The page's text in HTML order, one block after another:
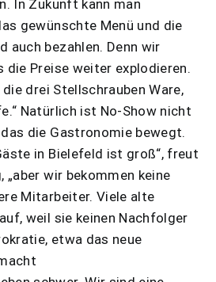
In Zukunft kann man
gewünschte Menü und die
auch bezahlen. Denn wir
die Preise weiter explodieren.
drei Stellschrauben Ware,
Natürlich ist No-Show nicht
die Gastronomie bewegt.
in Bielefeld ist groß“, freut
„aber wir bekommen keine
Mitarbeiter. Viele alte
weil sie keinen Nachfolger
etwa das neue